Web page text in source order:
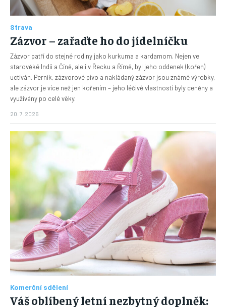
Strava
Zázvor – zařaďte ho do jídelníčku
Zázvor patří do stejné rodiny jako kurkuma a kardamom. Nejen ve
starověké Indii a Číně, ale i v Řecku a Římě, byl jeho oddenek (kořen)
uctíván. Perník, zázvorové pivo a nakládaný zázvor jsou známé výrobky,
ale zázvor je více než jen kořením – jeho léčivé vlastnosti byly ceněny a
využívány po celé věky.
20. 7. 2026
Komerční sdělení
Váš oblíbený letní nezbytný doplněk: